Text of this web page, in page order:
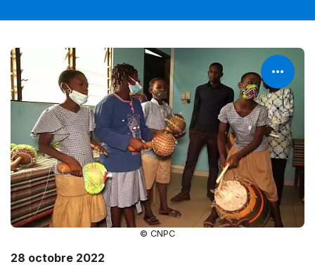
© CNPC
28 octobre 2022